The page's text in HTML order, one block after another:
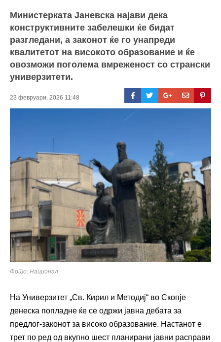
Министерката Јаневска најави дека
конструктивните забелешки ќе бидат
разгледани, а законот ќе го унапреди
квалитетот на високото образование и ќе
овозможи поголема вмреженост со странски
универзитети.
23 февруари, 2026 11:48
Фото: Национал
На Универзитет „Св. Кирил и Методиј“ во Скопје
денеска попладне ќе се одржи јавна дебата за
предлог-законот за високо образование. Настанот е
трет по ред од вкупно шест планирани јавни расправи